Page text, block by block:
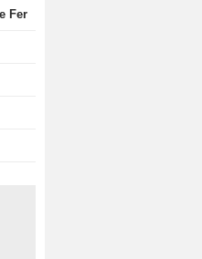
Fer